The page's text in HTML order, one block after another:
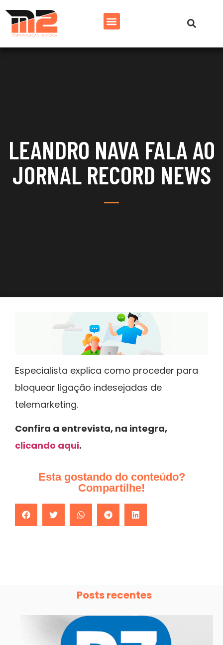
LEANDRO NAVA FALA AO
JORNAL RECORD NEWS
Especialista explica como proceder para
bloquear ligação indesejadas de
telemarketing.
Confira a entrevista, na integra,
clicando aqui.
Esta gostando do conteúdo?
Compartilhe!
Posts recentes